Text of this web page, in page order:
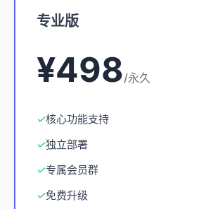
专业版
¥498/永久
✓核心功能支持
✓独立部署
✓专属会员群
✓免费升级